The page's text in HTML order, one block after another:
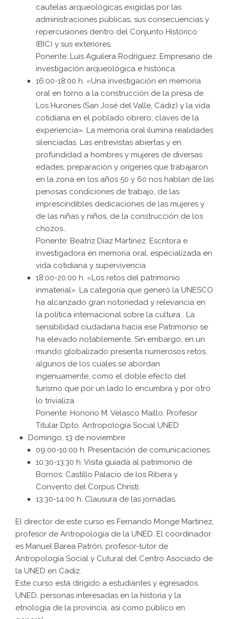
cautelas arqueológicas exigidas por las
administraciones públicas, sus consecuencias y
repercusiones dentro del Conjunto Histórico
(BIC) y sus exteriores.
Ponente: Luis Aguilera Rodríguez. Empresario de
investigación arqueológica e histórica.
16:00-18:00 h. «Una investigación en memoria
oral en torno a la construcción de la presa de
Los Hurones (San José del Valle, Cádiz) y la vida
cotidiana en el poblado obrero; claves de la
experiencia». La memoria oral ilumina realidades
silenciadas. Las entrevistas abiertas y en
profundidad a hombres y mujeres de diversas
edades, preparación y orígenes que trabajaron
en la zona en los años 50 y 60 nos hablan de las
penosas condiciones de trabajo, de las
imprescindibles dedicaciones de las mujeres y
de las niñas y niños, de la construcción de los
chozos…
Ponente: Beatriz Díaz Martínez. Escritora e
investigadora en memoria oral, especializada en
vida cotidiana y supervivencia
18:00-20:00 h. «Los retos del patrimonio
inmaterial». La categoría que generó la UNESCO
ha alcanzado gran notoriedad y relevancia en
la política internacional sobre la cultura . La
sensibilidad ciudadana hacia ese Patrimonio se
ha elevado notablemente. Sin embargo, en un
mundo globalizado presenta numerosos retos,
algunos de los cuales se abordan
ingenuamente, como el doble efecto del
turismo que por un lado lo encumbra y por otro
lo trivializa.
Ponente: Honorio M. Velasco Maíllo. Profesor
Titular Dpto. Antropología Social UNED
Domingo, 13 de noviembre
09:00-10:00 h. Presentación de comunicaciones.
10:30-13:30 h. Visita guiada al patrimonio de
Bornos: Castillo Palacio de los Ribera y
Convento del Corpus Christi.
13:30-14:00 h. Clausura de las jornadas.
El director de este curso es Fernando Monge Martínez,
profesor de Antropología de la UNED. El coordinador
es Manuel Barea Patrón, profesor-tutor de
Antropología Social y Cutural del Centro Asociado de
la UNED en Cádiz.
Este curso está dirigido a estudiantes y egresados
UNED, personas interesadas en la historia y la
etnología de la provincia, así como público en